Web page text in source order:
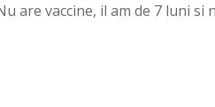
are vaccine, il am de 7 luni si